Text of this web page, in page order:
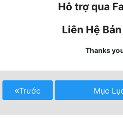
Phương Tây
Phản Phái
Hỗ trợ qua
Liên Hệ
Thanks
Trước Mục